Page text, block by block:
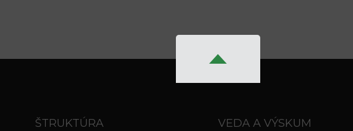
ŠTRUKTÚRA VEDA A VÝSKUM